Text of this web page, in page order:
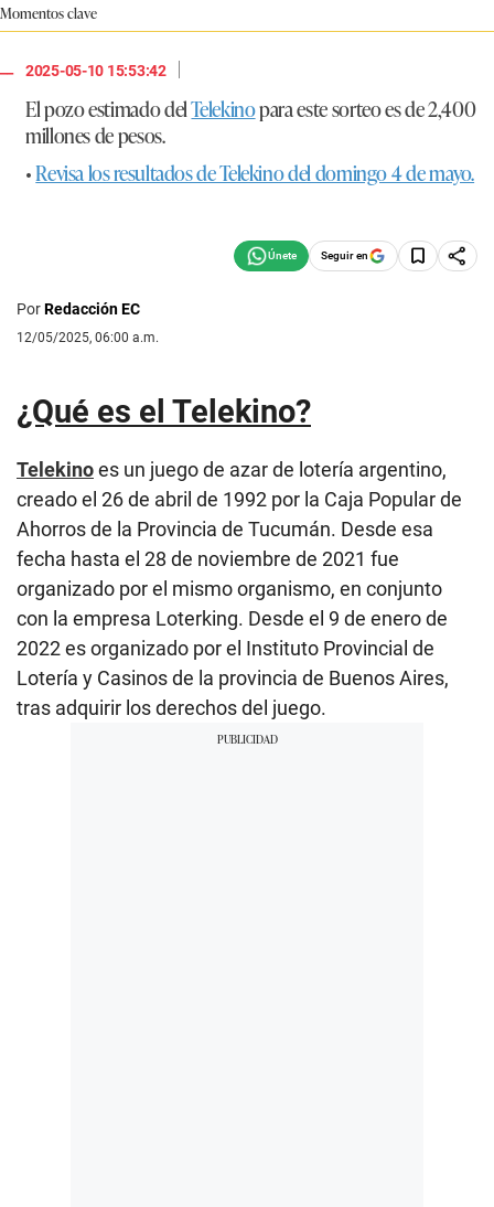
Momentos clave
2025-05-10 15:53:42
|
El pozo estimado delTelekinopara este sorteo es de2,400
millones de pesos.
•Revisa los resultados de Telekino del domingo 4 de mayo.
Seguir en
PorRedacción EC
12/05/2025, 06:00 a.m.
¿Qué es el Telekino?
Telekinoes un juego de azar de lotería argentino,
creado el 26 de abril de 1992 por la Caja Popular de
Ahorros de la Provincia de Tucumán. Desde esa
fecha hasta el 28 de noviembre de 2021 fue
organizado por el mismo organismo, en conjunto
con la empresa Loterking. Desde el 9 de enero de
2022 es organizado por el Instituto Provincial de
Lotería y Casinos de la provincia de Buenos Aires,
tras adquirir los derechos del juego.